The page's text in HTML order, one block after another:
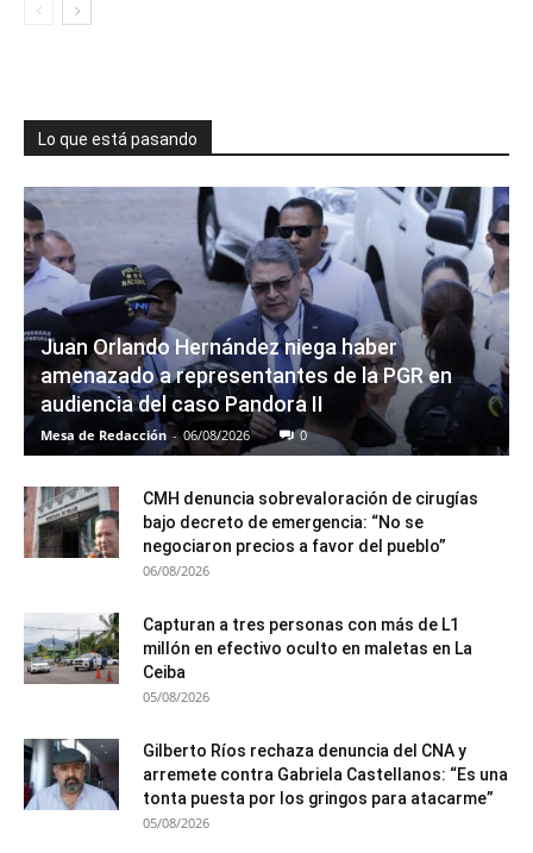
Lo que está pasando
Juan Orlando Hernández niega haber
amenazado a representantes de la PGR en
audiencia del caso Pandora II
Mesa de Redacción - 06/08/2026 0
CMH denuncia sobrevaloración de cirugías
bajo decreto de emergencia: “No se
negociaron precios a favor del pueblo”
06/08/2026
Capturan a tres personas con más de L1
millón en efectivo oculto en maletas en La
Ceiba
05/08/2026
Gilberto Ríos rechaza denuncia del CNA y
arremete contra Gabriela Castellanos: “Es una
tonta puesta por los gringos para atacarme”
05/08/2026